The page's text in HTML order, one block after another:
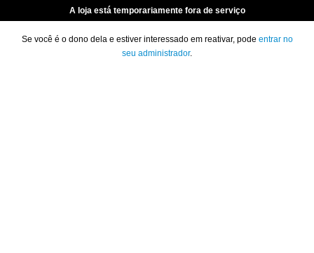
A loja está temporariamente fora de serviço
Se você é o dono dela e estiver interessado em reativar, pode entrar no
seu administrador.